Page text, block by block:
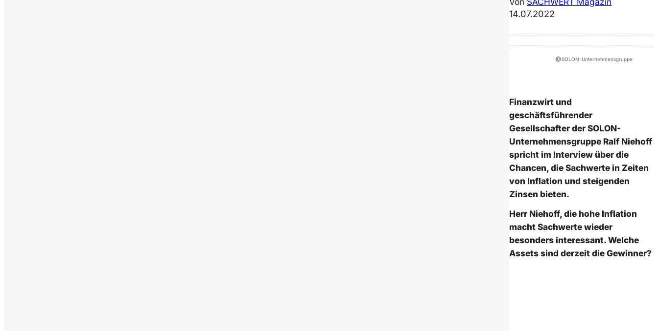
14.07.2022
©SOLON-Unternehmensgruppe
Finanzwirt und
geschäftsführender
Gesellschafter der SOLON-
Unternehmensgruppe Ralf Niehoff
spricht im Interview über die
Chancen, die Sachwerte in Zeiten
von Inflation und steigenden
Zinsen bieten.
Herr Niehoff, die hohe Inflation
macht Sachwerte wieder
besonders interessant. Welche
Assets sind derzeit die Gewinner?